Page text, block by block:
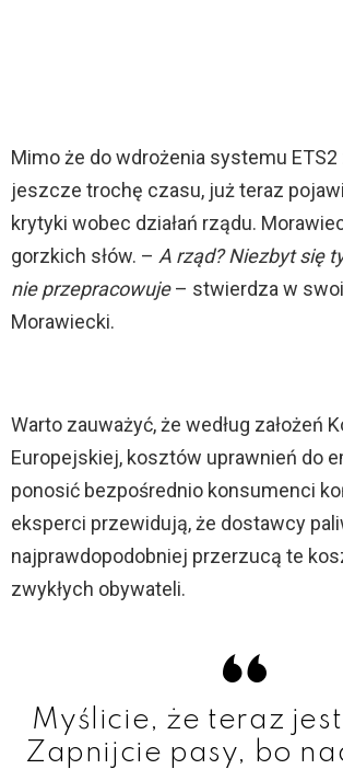
Mimo że do wdrożenia systemu ETS2
jeszcze trochę czasu, już teraz
krytyki wobec działań rządu.
gorzkich słów. – A rząd? Niezbyt się
nie przepracowuje– stwierdza w
Morawiecki.
Warto zauważyć, że według założeń
Europejskiej, kosztów uprawnień do
ponosić bezpośrednio konsumenci
eksperci przewidują, że dostawcy
najprawdopodobniej przerzucą te
zwykłych obywateli.
Myślicie, że teraz
Zapnijcie pasy, bo